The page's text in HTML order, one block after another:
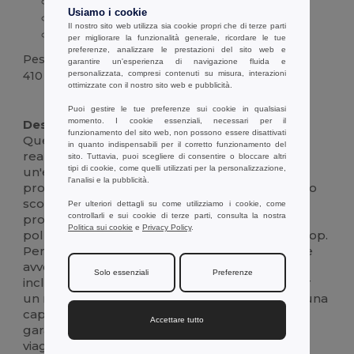
Chiusura a rotolo
Capacità di 21 litri
Peso
410 g.
Descrizione:
Questo zaino per laptop da 17,3 pollici è
realizzato in resistente tessuto 600D con
un'elegante fodera 210D, che offre una solida
protezione per la vostra tecnologia. Lo spazioso
scomparto principale è stato appositamente
progettato per accogliere laptop fino a 17,3
pollici, assicurati da un'elegante chiusura roll-top.
Perfetto per gli spostamenti quotidiani o per le
avventure del fine settimana, questo zaino
include una comoda tasca frontale con zip per
un rapido accesso agli oggetti essenziali. Con una
capacità di 21 litri, è pratico e versatile, per
garantirvi la massima organizzazione anche in
viaggio.
Usiamo i cookie
Il nostro sito web utilizza sia cookie propri che di terze parti
per migliorare la funzionalità generale, ricordare le tue
preferenze, analizzare le prestazioni del sito web e
garantire un'esperienza di navigazione fluida e
personalizzata, compresi contenuti su misura, interazioni
ottimizzate con il nostro sito web e pubblicità.
Puoi gestire le tue preferenze sui cookie in qualsiasi
momento. I cookie essenziali, necessari per il
funzionamento del sito web, non possono essere disattivati
in quanto indispensabili per il corretto funzionamento del
sito. Tuttavia, puoi scegliere di consentire o bloccare altri
tipi di cookie, come quelli utilizzati per la personalizzazione,
l'analisi e la pubblicità.
Per ulteriori dettagli su come utilizziamo i cookie, come
controllarli e sui cookie di terze parti, consulta la nostra
Politica sui cookie e Privacy Policy.
Solo essenziali Preferenze
Accettare tutto